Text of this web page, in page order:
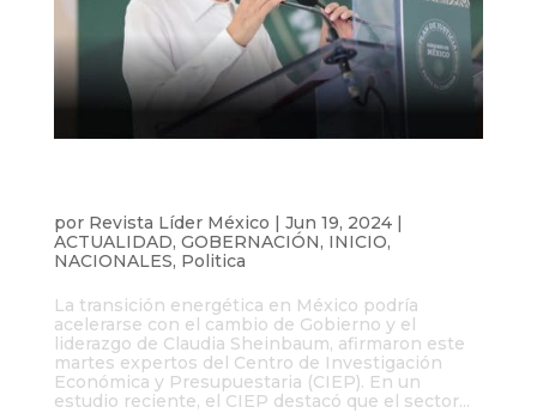
por Revista Líder México | Jun 19, 2024|
ACTUALIDAD, GOBERNACIÓN, INICIO,
NACIONALES, Politica
La transición energética en México podría
acelerarse con el cambio de Gobierno y el
liderazgo de Claudia Sheinbaum, afirmaron este
martes expertos del Centro de Investigación
Económica y Presupuestaria (CIEP). En un
estudio reciente, el CIEP destacó que el sector...